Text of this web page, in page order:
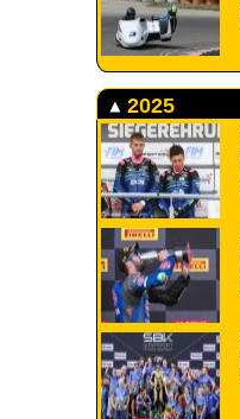
2025